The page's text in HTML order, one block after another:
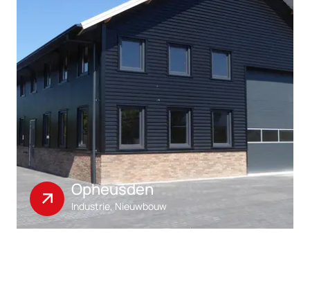
Opheusden
Industrie, Nieuwbouw